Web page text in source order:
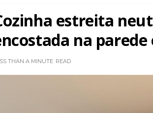
estreita
na parede
THAN A MINUTE READ